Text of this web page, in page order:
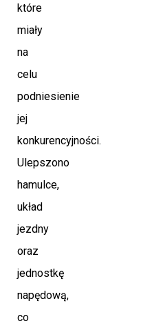
które
miały
na
celu
podniesienie
jej
konkurencyjności.
Ulepszono
hamulce,
układ
jezdny
oraz
jednostkę
napędową,
co